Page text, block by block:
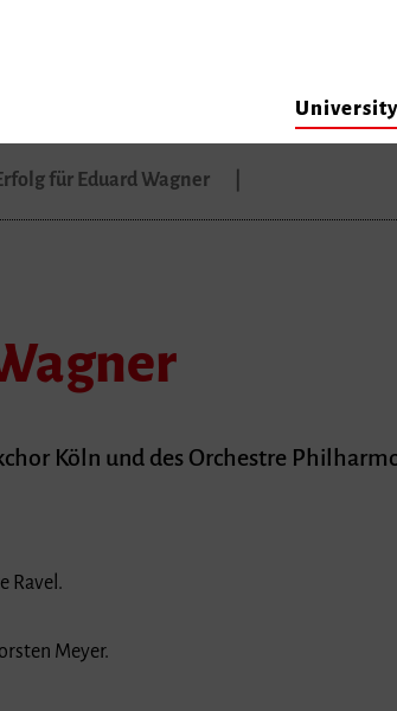
University
für Eduard Wagner
Köln und des Orchestre
Ravel.
Meyer.